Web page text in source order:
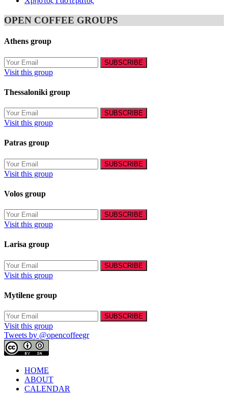
OPEN COFFEE GROUPS
Athens group
Visit this group
Thessaloniki group
Visit this group
Patras group
Visit this group
Volos group
Visit this group
Larisa group
Visit this group
Mytilene group
Visit this group
Tweets by @opencoffeegr
HOME
ABOUT
CALENDAR